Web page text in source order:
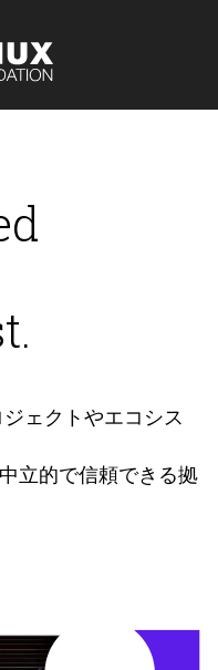
ェクトやエコシス
立的で信頼できる拠